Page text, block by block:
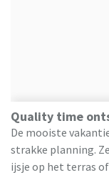
Quality time
De mooiste
strakke planning.
ijsje op het terras